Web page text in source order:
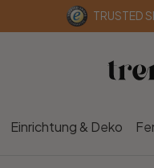
TRUSTED
Einrichtung & Deko